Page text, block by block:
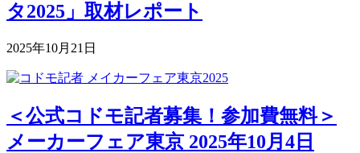
タ2025」取材レポート
2025年10月21日
＜公式コドモ記者募集！参加費無料＞
メーカーフェア東京 2025年10月4日